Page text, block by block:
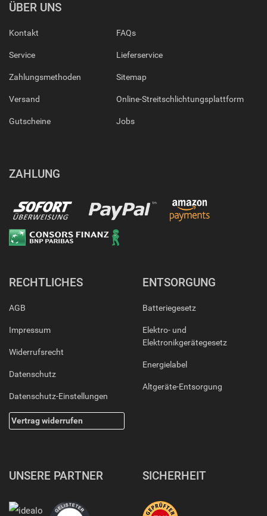
ÜBER UNS
Kontakt
Service
Zahlungsmethoden
Versand
Gutscheine
FAQs
Lieferservice
Sitemap
Online-Streitschlichtungsplattform
Jobs
ZAHLUNG
RECHTLICHES
AGB
Impressum
Widerrufsrecht
Datenschutz
Datenschutz-Einstellungen
Vertrag widerrufen
ENTSORGUNG
Batteriegesetz
Elektro- und
Elektronikgerätegesetz
Energielabel
Altgeräte-Entsorgung
UNSERE PARTNER SICHERHEIT